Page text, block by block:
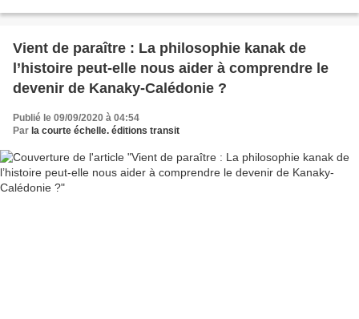
Vient de paraître : La philosophie kanak de
l’histoire peut-elle nous aider à comprendre le
devenir de Kanaky-Calédonie ?
Publié le 09/09/2020 à 04:54
Par la courte échelle. éditions transit